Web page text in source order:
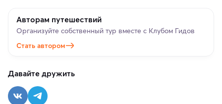
Авторам путешествий
Организуйте собственный тур вместе с Клубом Гидов
Стать автором
Давайте дружить